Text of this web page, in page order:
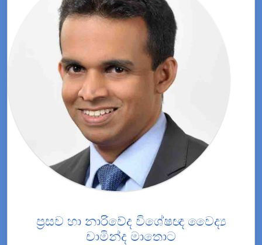
ප්‍රසව හා නාරිවේද විශේෂඥ වෛද්‍ය
චාමින්ද මාතොට